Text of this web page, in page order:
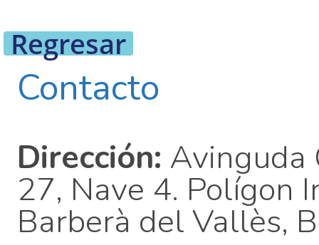
Regresar
Contacto
Dirección: Avinguda
27, Nave 4. Polígon
Barberà del Vallès,